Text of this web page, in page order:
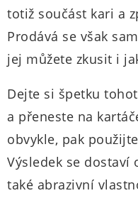
totiž součást kari a
Prodává se však
jej můžete zkusit i
Dejte si špetku
a přeneste na
obvykle, pak
Výsledek se dostaví
také abrazivní